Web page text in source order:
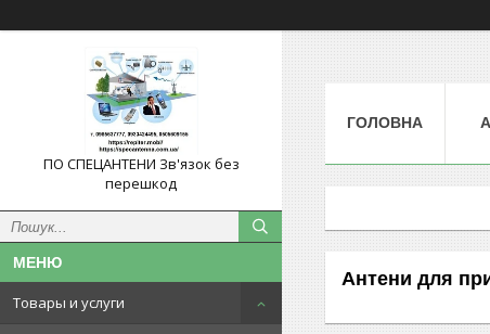
ПО СПЕЦАНТЕНИ Зв'язок без
перешкод
Товары и услуги
ГОЛОВНА
Антени для